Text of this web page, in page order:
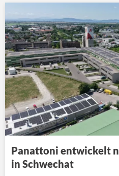
Panattoni entwickelt
in Schwechat